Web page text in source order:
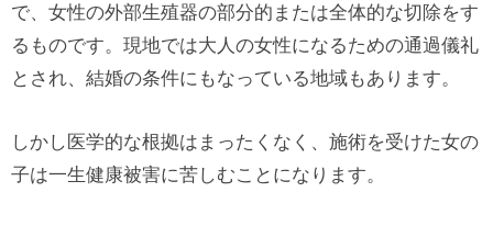
で、女性の外部生殖器の部分的または全体的な切除をす
るものです。現地では大人の女性になるための通過儀礼
とされ、結婚の条件にもなっている地域もあります。
しかし医学的な根拠はまったくなく、施術を受けた女の
子は一生健康被害に苦しむことになります。